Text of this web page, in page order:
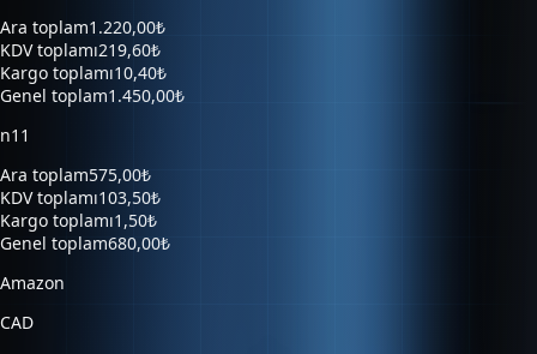
Kargo toplamı10,40₺
Genel toplam1.450,00₺
n11
Ara toplam
Kargo toplamı1,50₺
Genel toplam680,00₺
Amazon
CAD
Ara toplam